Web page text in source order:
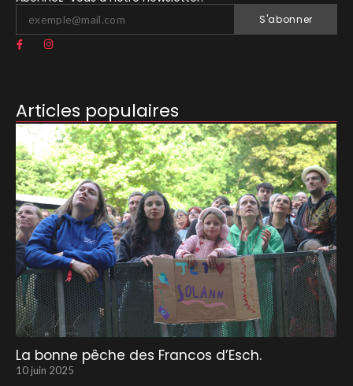
S'abonner
Articles populaires
La bonne pêche des Francos d’Esch.
10 juin 2025